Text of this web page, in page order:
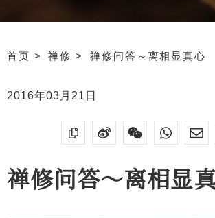
首页 禅修 禅修问答～离相显真心
2016年03月21日
禅修问答～离相显